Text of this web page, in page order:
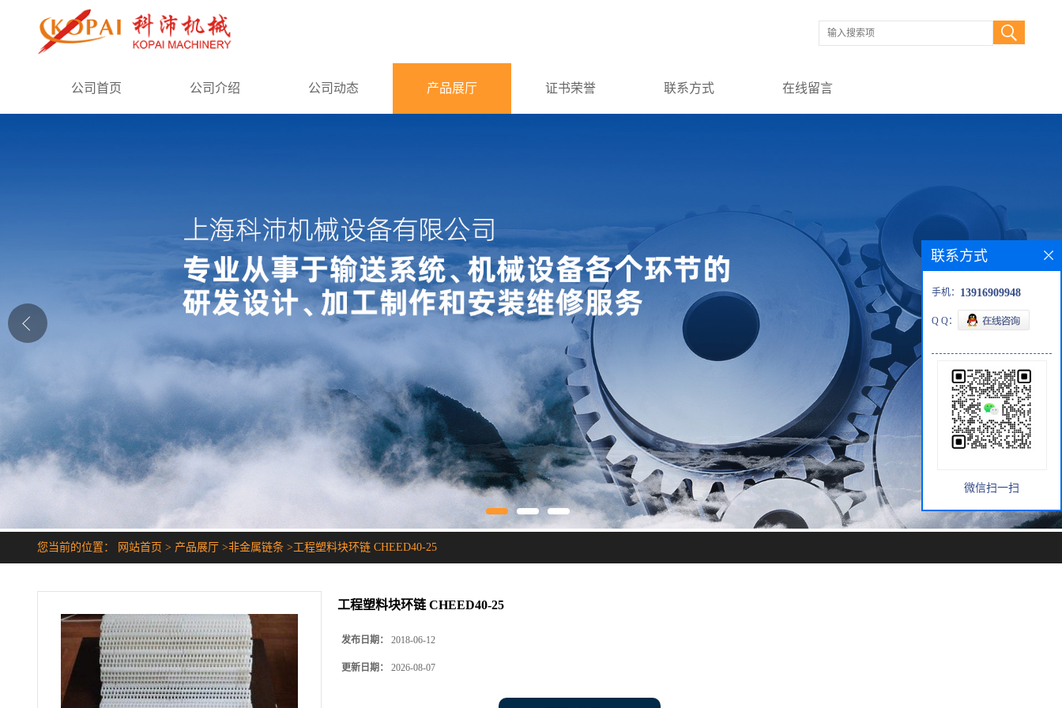
公司首页
公司首页 公司介绍 公司动态 产品展厅 证书荣誉 联系方式 在线留言
您当前的位置： 网站首页 > 产品展厅 >非金属链条 >工程塑料块环链 CHEED40-25
工程塑料块环链 CHEED40-25
发布日期： 2018-06-12
更新日期： 2026-08-07
联系方式
手机： 13916909948
Q Q：
微信扫一扫